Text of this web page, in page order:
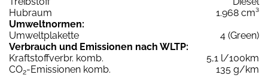
Hubraum
1.968 cm³
Umweltnormen:
Umweltplakette
4 (Green)
Verbrauch und Emissionen nach WLTP:
Kraftstoffverbr. komb.
5,1 l/100km
CO2-Emissionen komb.
135 g/km